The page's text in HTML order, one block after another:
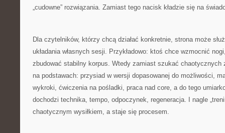
„cudowne” rozwiązania. Zamiast tego nacisk kładzie się na
Dla czytelników, którzy chcą działać konkretnie, strona może
układania własnych sesji. Przykładowo: ktoś chce wzmocnić
zbudować stabilny korpus. Wtedy zamiast szukać chaotycznych
na podstawach: przysiad w wersji dopasowanej do możliwości,
wykroki, ćwiczenia na pośladki, praca nad core, a do tego
dochodzi technika, tempo, odpoczynek, regeneracja. I nagle
chaotycznym wysiłkiem, a staje się procesem.